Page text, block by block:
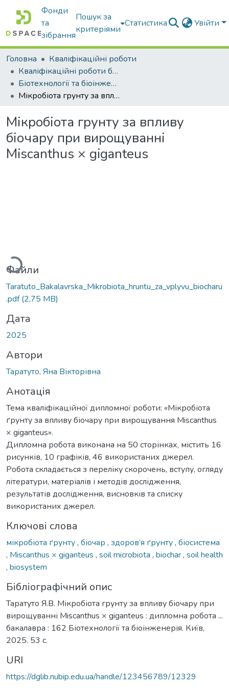
Фонди
та
зібрання
Пошук за
критеріями
Статистика Увійти
Головна
Кваліфікаційні роботи
Кваліфікаційні роботи бакалаврів
Біотехнології та біоінженерія
Мікробіота грунту за впливу біочару при вирощуванні Miscanthus × giganteus
Мікробіота грунту за впливу
біочару при вирощуванні
Miscanthus × giganteus
Файли
Taratuto_Bakalavrska_Mikrobiota_hruntu_za_vplyvu_biocharu
.pdf(2,75 MB)
Дата
2025
Автори
Таратуто, Яна Вікторівна
Анотація
Тема кваліфікаційної дипломної роботи: «Мікробіота
ґрунту за впливу біочару при вирощування Miscanthus
× giganteus».
Дипломна робота виконана на 50 сторінках, містить 16
рисунків, 10 графіків, 46 використаних джерел.
Робота складається з переліку скорочень, вступу, огляду
літератури, матеріалів і методів дослідження,
результатів дослідження, висновків та списку
використаних джерел.
Ключові слова
мікробіота ґрунту, біочар , здоров’я ґрунту, біосистема
, Miscanthus × giganteus , soil microbiota , biochar, soil health
, biosystem
Бібліографічний опис
Таратуто Я.В. Мікробіота грунту за впливу біочару при
вирощуванні Miscanthus × giganteus : дипломна робота ...
бакалавра : 162 Біотехнології та біоінженерія. Київ,
2025. 53 с.
URI
https://dglib.nubip.edu.ua/handle/123456789/12329